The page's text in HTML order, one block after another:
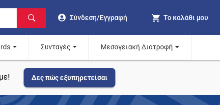
Σύνδεση/Εγγραφή Το καλάθι μου
Συνταγές Μεσογειακή Διατροφή
Δες πώς εξυπηρετείσαι